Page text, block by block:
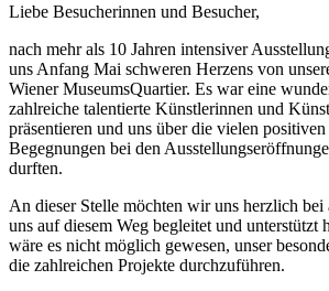
Liebe Besucherinnen und Besucher,
nach mehr als 10 Jahren intensiver
uns Anfang Mai schweren Herzens von
Wiener MuseumsQuartier. Es war eine
zahlreiche talentierte Künstlerinnen und
präsentieren und uns über die vielen
Begegnungen bei den
durften.
An dieser Stelle möchten wir uns herzlich bei
uns auf diesem Weg begleitet und unterstützt
wäre es nicht möglich gewesen, unser
die zahlreichen Projekte durchzuführen.